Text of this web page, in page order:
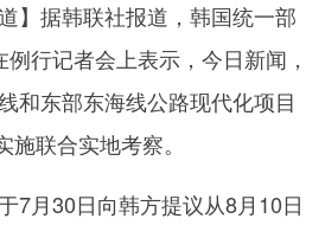
据韩联社报道，韩国统一部
行记者会上表示，今日新闻，
和东部东海线公路现代化项目
联合实地考察。
月30日向韩方提议从8月10日